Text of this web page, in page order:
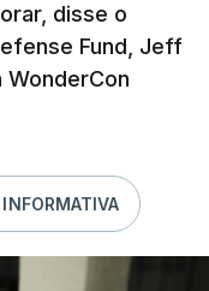
disse o
Fund, Jeff